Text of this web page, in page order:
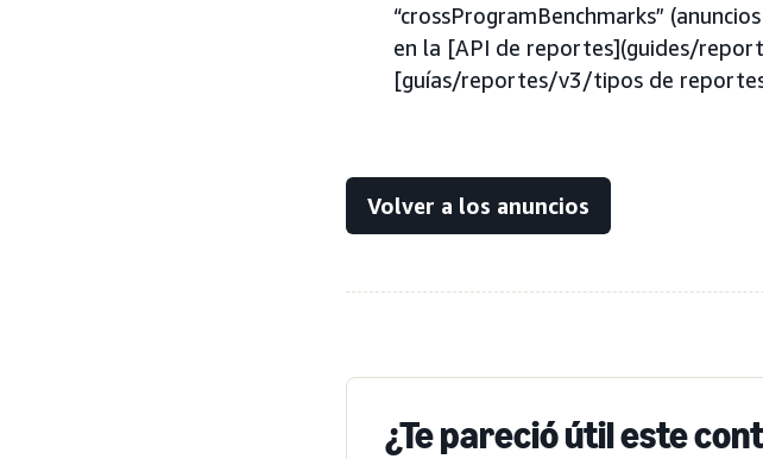
“crossProgramBenchmarks”
en la [API de reportes](guides/
[guías/reportes/v3/tipos de
Volver a los anuncios
¿Te pareció útil este